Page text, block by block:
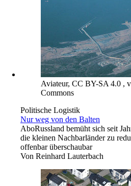
Aviateur, CC BY-SA 4.0 ,
Commons
Politische Logistik
Nur weg von den Balten
AboRussland bemüht sich seit
die kleinen Nachbarländer zu
offenbar überschaubar
Von Reinhard Lauterbach